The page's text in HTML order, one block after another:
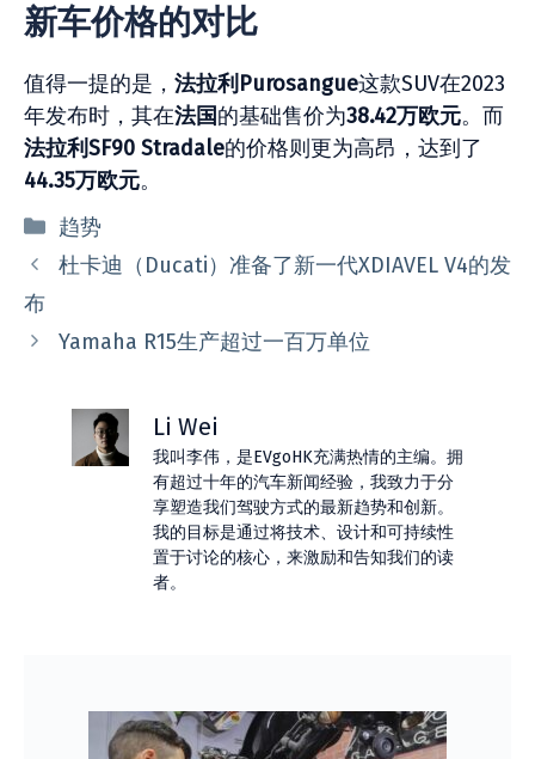
新车价格的对比
值得一提的是， 法拉利 Purosangue这款SUV在2023
年发布时，其在法国的基础售价为38.42万欧元。而
法拉利SF90 Stradale的价格则更为高昂，达到了
44.35万欧元。
分
类
趋势
杜卡迪（Ducati）准备了新一代XDIAVEL V4的发
布
Yamaha R15生产超过一百万单位
Li Wei
我叫李伟，是EVgoHK充满热情的主编。拥
有超过十年的汽车新闻经验，我致力于分
享塑造我们驾驶方式的最新趋势和创新。
我的目标是通过将技术、设计和可持续性
置于讨论的核心，来激励和告知我们的读
者。